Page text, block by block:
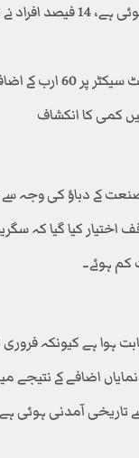
زائد کی کمی واقع ہوئی
یہ بھی پڑھیں: سگریٹ
کمی کا انکشاف
2023 تک صنعت کے دباؤ
اختیار کیا گیا کہ
ہوئے۔
اضافے کے نتیجے
تاریخی آمدنی ہوئی